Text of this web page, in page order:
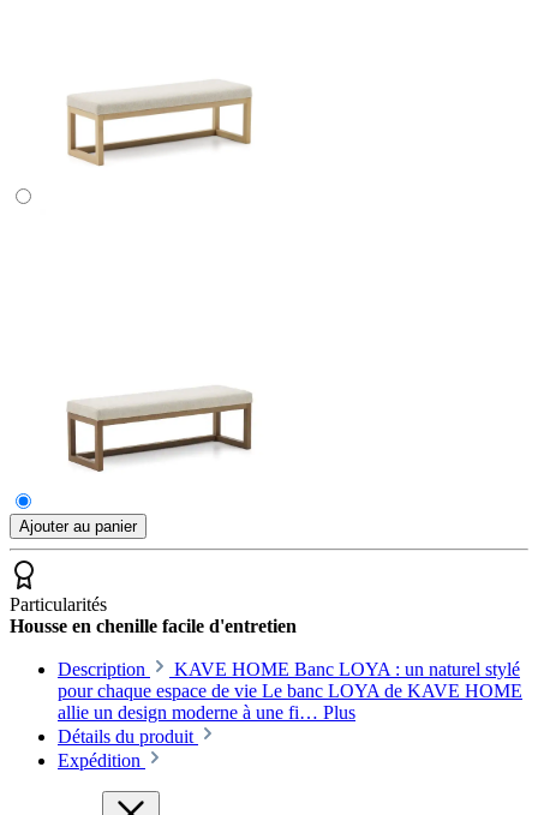
Ajouter au panier
Particularités
Housse en chenille facile d'entretien
Description
KAVE HOME Banc LOYA : un naturel stylé
pour chaque espace de vie Le banc LOYA de KAVE HOME
allie un design moderne à une fi… Plus
Détails du produit
Expédition